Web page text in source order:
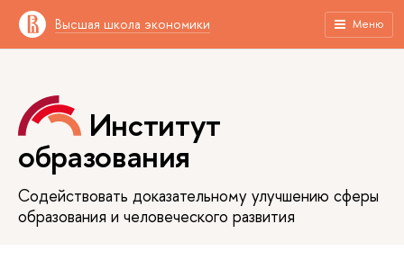
Высшая школа экономики Меню
Институт
образования
Содействовать доказательному улучшению сферы
образования и человеческого развития